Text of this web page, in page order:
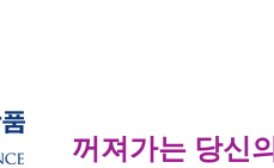
꺼져가는 당신